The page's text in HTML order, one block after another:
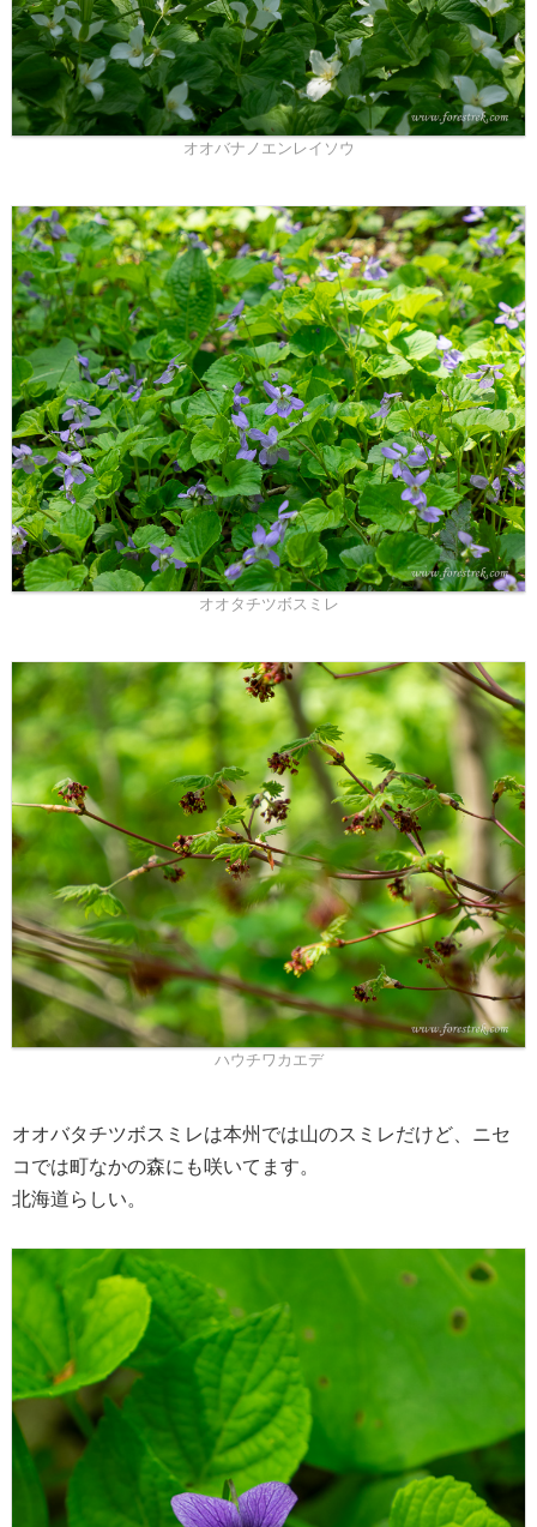
オオバナノエンレイソウ
オオタチツボスミレ
ハウチワカエデ
オオバタチツボスミレは本州では山のスミレだけど、ニセ
コでは町なかの森にも咲いてます。
北海道らしい。